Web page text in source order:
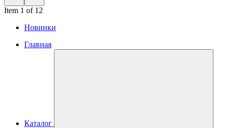
Item 1 of 12
Новинки
Главная
Каталог